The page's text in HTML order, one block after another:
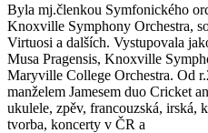
Byla mj.členkou Symfonického
Knoxville Symphony Orchestra,
Virtuosi a dalších. Vystupovala
Musa Pragensis, Knoxville
Maryville College Orchestra. Od
manželem Jamesem duo Cricket
ukulele, zpěv, francouzská, irská,
tvorba, koncerty v ČR a